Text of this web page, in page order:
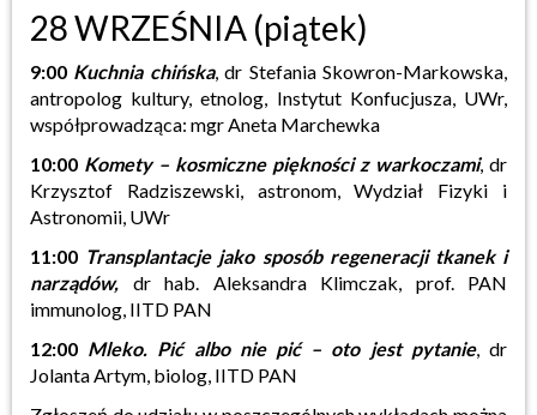
28 WRZEŚNIA (piątek)
9:00 Kuchnia chińska, dr Stefania Skowron-Markowska,
antropolog kultury, etnolog, Instytut Konfucjusza, UWr,
współprowadząca: mgr Aneta Marchewka
10:00 Komety – kosmiczne piękności z warkoczami, dr
Krzysztof Radziszewski, astronom, Wydział Fizyki i
Astronomii, UWr
11:00 Transplantacje jako sposób regeneracji tkanek i
narządów, dr hab. Aleksandra Klimczak, prof. PAN
immunolog, IITD PAN
12:00 Mleko. Pić albo nie pić – oto jest pytanie, dr
Jolanta Artym, biolog, IITD PAN